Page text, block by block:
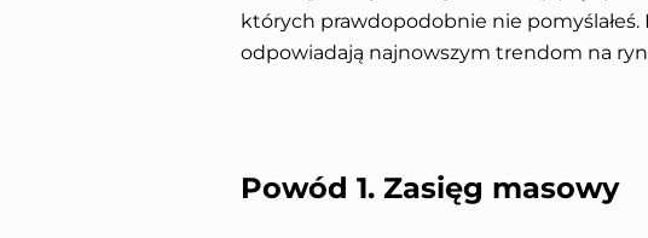
których prawdopodobnie nie pomyślałeś.
odpowiadają najnowszym trendom na
Powód 1. Zasięg masowy